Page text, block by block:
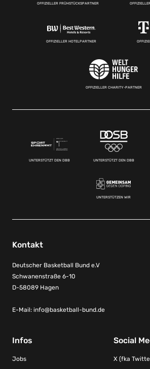
OFFIZIELLER FRÜHSTÜCKSPARTNER
OFFIZIELLER HOTELPARTNER
OFFIZIELLER CHARITY-PARTNER
UNTERSTÜTZT DEN DBB UNTERSTÜTZT DEN DBB
UNTERSTÜTZEN WIR
Kontakt
Deutscher Basketball Bund e.V
Schwanenstraße 6-10
D-58089 Hagen
E-Mail: info@basketball-bund.de
Infos
Jobs
Social
X (fka